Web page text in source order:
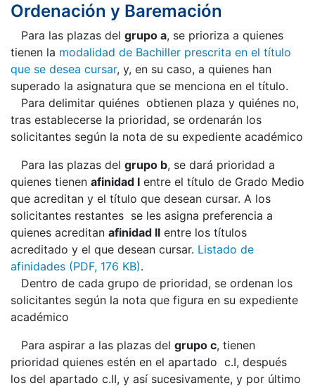
Ordenación y Baremación
Para las plazas del grupo a, se prioriza a quienes
tienen la modalidad de Bachiller prescrita en el título
que se desea cursar, y, en su caso, a quienes han
superado la asignatura que se menciona en el título.
Para delimitar quiénes obtienen plaza y quiénes no,
tras establecerse la prioridad, se ordenarán los
solicitantes según la nota de su expediente académico
Para las plazas del grupo b, se dará prioridad a
quienes tienen afinidad I entre el título de Grado Medio
que acreditan y el título que desean cursar. A los
solicitantes restantes se les asigna preferencia a
quienes acreditan afinidad II entre los títulos
acreditado y el que desean cursar. Listado de
afinidades (PDF, 176 KB).
Dentro de cada grupo de prioridad, se ordenan los
solicitantes según la nota que figura en su expediente
académico
Para aspirar a las plazas del grupo c, tienen
prioridad quienes estén en el apartado c.I, después
los del apartado c.II, y así sucesivamente, y por último